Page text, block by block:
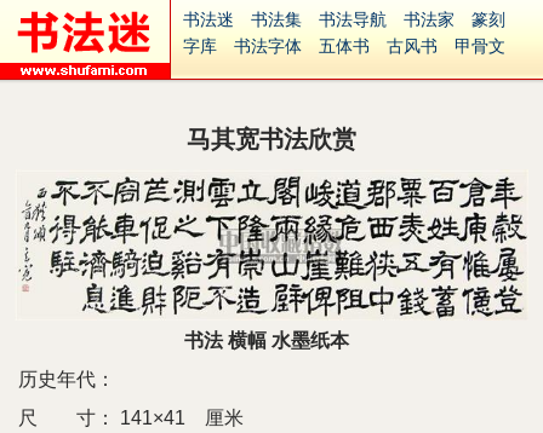
书法迷 书法集 书法导航 书法家
篆刻
字库
书法字体 五体书 古风书
甲骨文
集字
字形 大字 篆刻之家
古籍
中医 象棋 游戏
起名
识字 英语 印章 签名
硬筆字
字体下载
免费字体 中文字体
英文字体
Ai矢量
P图宝 南无阿弥陀佛
意见反馈
安全网站
捐赠 繁體版
马其宽书法欣赏
书法 横幅 水墨纸本
历史年代：
尺 寸：
141×41 厘米